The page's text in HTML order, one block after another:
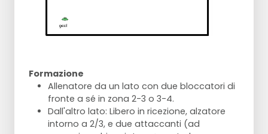
Formazione
Allenatore da un lato con due bloccatori di
fronte a sé in zona 2-3 o 3-4.
Dall'altro lato: Libero in ricezione, alzatore
intorno a 2/3, e due attaccanti (ad